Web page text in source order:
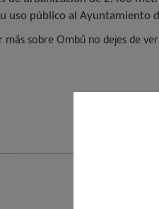
uso público al Ayuntamiento
más sobre Ombú no dejes de